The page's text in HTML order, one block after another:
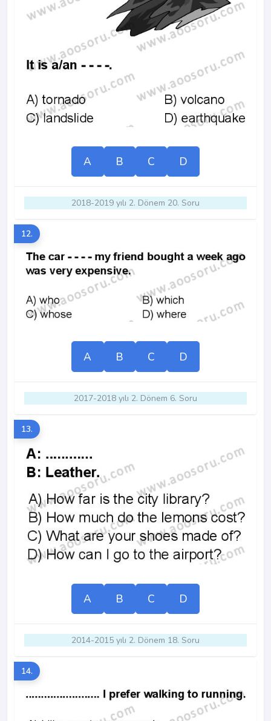
A B C D
2018-2019 yılı 2. Dönem 20. Soru
12.
A B C D
2017-2018 yılı 2. Dönem 6. Soru
13.
A B C D
2014-2015 yılı 2. Dönem 18. Soru
14.